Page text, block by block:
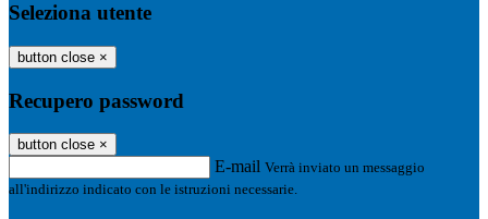
Seleziona utente
button close ×
Recupero password
button close ×
E-mail Verrà inviato un messaggio
all'indirizzo indicato con le istruzioni necessarie.